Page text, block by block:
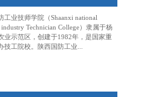
工业技师学院（Shaanxi national
industry Technician College）隶属于杨
业示范区，创建于1982年，是国家重
技工院校。陕西国防工业...